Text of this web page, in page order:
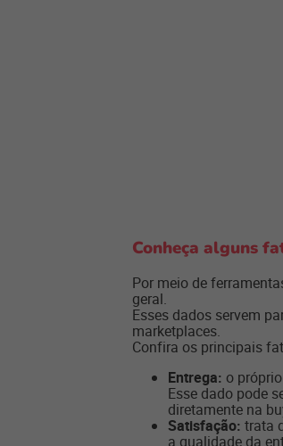
Conheça alguns
Por meio de
geral.
Esses dados servem
marketplaces.
Confira os principais
Entrega: o
Esse dado pode
diretamente na
Satisfação: trata
a qualidade da